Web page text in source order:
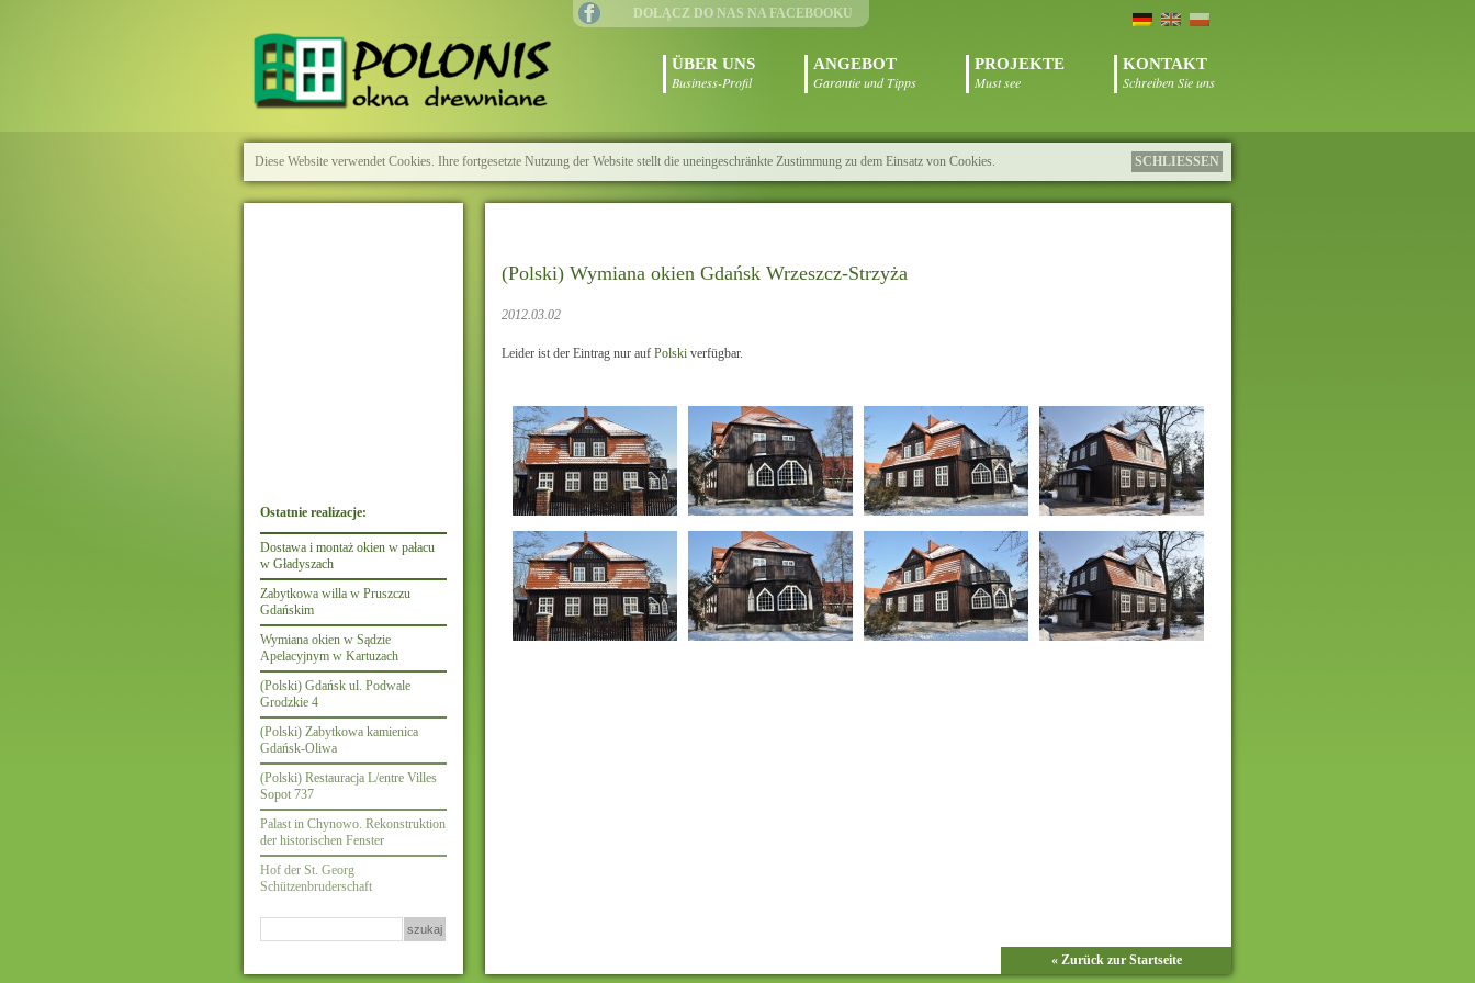
DOŁĄCZ DO NAS NA FACEBOOKU
ÜBER UNS
Business-Profil
ANGEBOT
Garantie und Tipps
PROJEKTE
Must see
KONTAKT
Schreiben Sie uns
SCHLIESSEN
Diese Website verwendet Cookies. Ihre fortgesetzte Nutzung der Website stellt die uneingeschränkte Zustimmung zu dem Einsatz von Cookies.
Ostatnie realizacje:
Dostawa i montaż okien w pałacu
w Gładyszach
Zabytkowa willa w Pruszczu
Gdańskim
Wymiana okien w Sądzie
Apelacyjnym w Kartuzach
(Polski) Gdańsk ul. Podwale
Grodzkie 4
(Polski) Zabytkowa kamienica
Gdańsk-Oliwa
(Polski) Restauracja L/entre Villes
Sopot 737
Palast in Chynowo. Rekonstruktion
der historischen Fenster
Hof der St. Georg
Schützenbruderschaft
(Polski) Wymiana okien Gdańsk Wrzeszcz-Strzyża
2012.03.02
Leider ist der Eintrag nur auf Polski verfügbar.
« Zurück zur Startseite